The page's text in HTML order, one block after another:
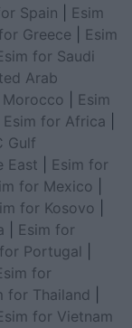
Spain
Esim
Greece
Esim
for Saudi
Arab
Esim
Esim for Africa
Gulf
East
Esim for
for Mexico
for Kosovo
Esim for
Portugal
for
for Thailand
for Vietnam